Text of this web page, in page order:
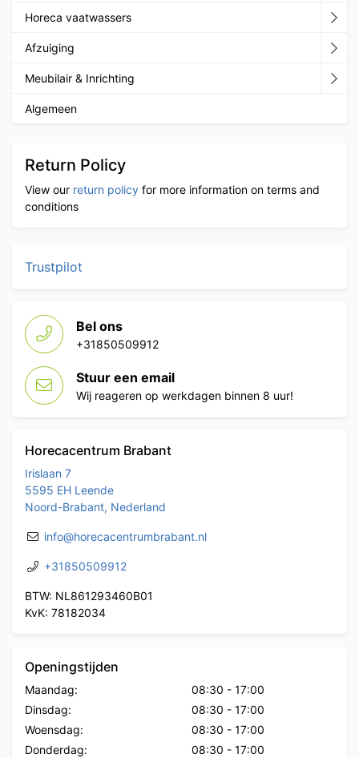
Horeca vaatwassers
Afzuiging
Meubilair & Inrichting
Algemeen
Return Policy
View our return policy for more information on terms and
conditions
Trustpilot
Bel ons
+31850509912
Stuur een email
Wij reageren op werkdagen binnen 8 uur!
Horecacentrum Brabant
Irislaan 7
5595 EH Leende
Noord-Brabant, Nederland
info@horecacentrumbrabant.nl
+31850509912
BTW: NL861293460B01
KvK: 78182034
Openingstijden
Maandag: 08:30 - 17:00
Dinsdag:
08:30 - 17:00
Woensdag:
08:30 - 17:00
Donderdag:
08:30 - 17:00